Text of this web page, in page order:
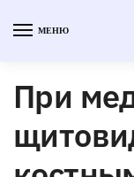
МЕНЮ
При